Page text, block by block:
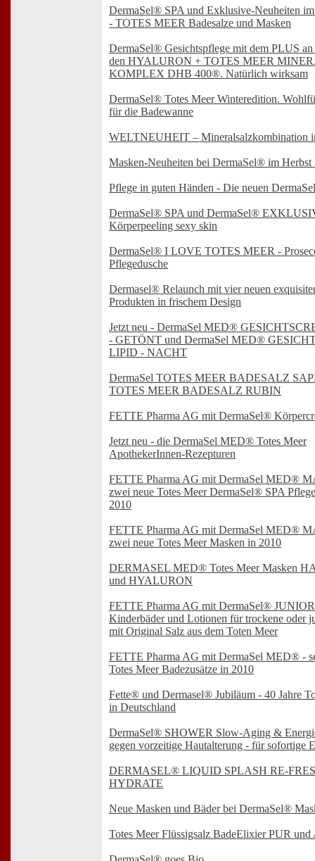
DermaSel® SPA und Exklusive-Neuheiten
- TOTES MEER Badesalze und Masken
DermaSel® Gesichtspflege mit dem PLUS
den HYALURON + TOTES MEER
KOMPLEX DHB 400®. Natürlich wirksam
DermaSel® Totes Meer Winteredition.
für die Badewanne
WELTNEUHEIT – Mineralsalzkombination
Masken-Neuheiten bei DermaSel® im Herbst
Pflege in guten Händen - Die neuen
DermaSel® SPA und DermaSel®
Körperpeeling sexy skin
DermaSel® I LOVE TOTES MEER -
Pflegedusche
Dermasel® Relaunch mit vier neuen
Produkten in frischem Design
Jetzt neu - DermaSel MED®
- GETÖNT und DermaSel MED®
LIPID - NACHT
DermaSel TOTES MEER BADESALZ
TOTES MEER BADESALZ RUBIN
FETTE Pharma AG mit DermaSel®
Jetzt neu - die DermaSel MED® Totes Meer
ApothekerInnen-Rezepturen
FETTE Pharma AG mit DermaSel MED®
zwei neue Totes Meer DermaSel® SPA
2010
FETTE Pharma AG mit DermaSel MED®
zwei neue Totes Meer Masken in 2010
DERMASEL MED® Totes Meer Masken
und HYALURON
FETTE Pharma AG mit DermaSel®
Kinderbäder und Lotionen für trockene oder
mit Original Salz aus dem Toten Meer
FETTE Pharma AG mit DermaSel MED® -
Totes Meer Badezusätze in 2010
Fette® und Dermasel® Jubiläum - 40 Jahre
in Deutschland
DermaSel® SHOWER Slow-Aging &
gegen vorzeitige Hautalterung - für sofortige
DERMASEL® LIQUID SPLASH RE-
HYDRATE
Neue Masken und Bäder bei DermaSel®
Totes Meer Flüssigsalz BadeElixier PUR